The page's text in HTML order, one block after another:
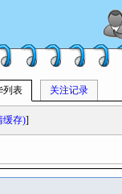
列表 关注记录
缓存)]